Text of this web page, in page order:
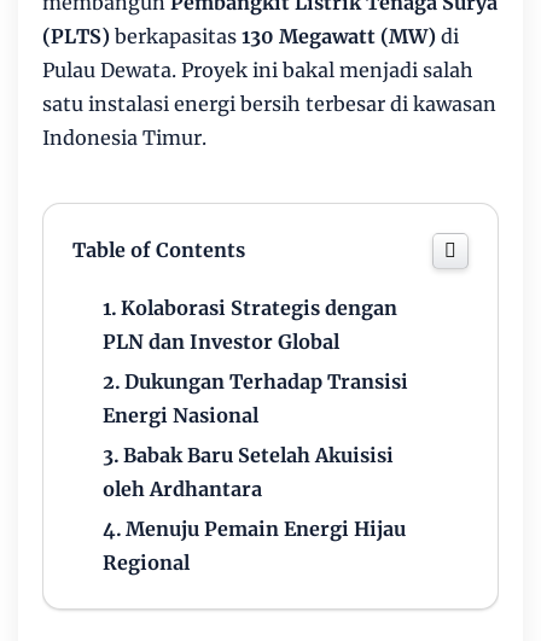
(PLTS) berkapasitas 130 Megawatt (MW) di
Pulau Dewata. Proyek ini bakal menjadi salah
satu instalasi energi bersih terbesar di kawasan
Indonesia Timur.
Table of Contents
Kolaborasi Strategis dengan
PLN dan Investor Global
Dukungan Terhadap Transisi
Energi Nasional
Babak Baru Setelah Akuisisi
oleh Ardhantara
Menuju Pemain Energi Hijau
Regional